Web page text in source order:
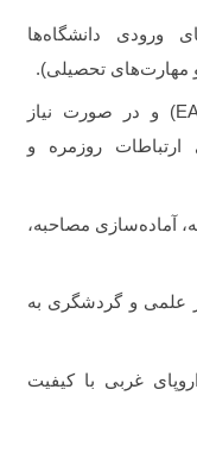
دانشگاه‌ها
مهارت‌های تحصیلی).
کلاس‌های زبان انگلیسی آکادمیک (EAP) و در صورت نیاز
روزمره و
آماده‌سازی مصاحبه،
علمی و گردشگری به
غربی با کیفیت